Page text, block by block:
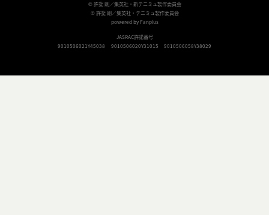
© 許斐 剛／集英社・新テニミュ製作委員会
© 許斐 剛／集英社・テニミュ製作委員会
powered by Fanplus
JASRAC許諾番号
9010506021Y45038
9010506020Y31015 9010506058Y38029